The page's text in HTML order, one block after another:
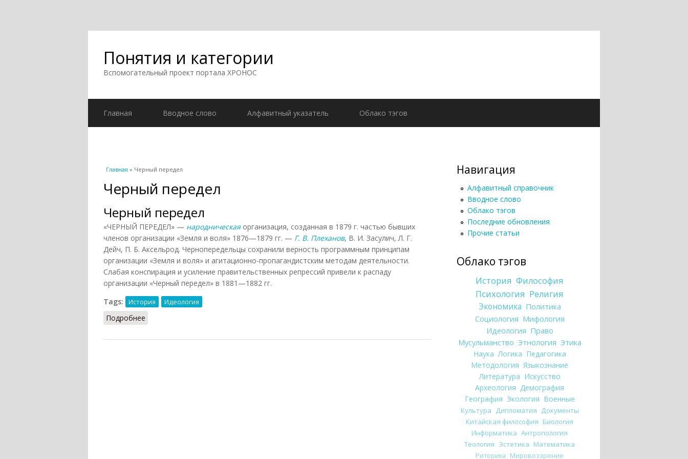
Понятия и категории
Вспомогательный проект портала ХРОНОС
Главная Вводное слово Алфавитный указатель Облако тэгов
Вы здесь
Главная » Черный передел
Черный передел
Черный передел
«ЧЕРНЫЙ ПЕРЕДЕЛ» — народническаяорганизация, созданная в 1879 г. частью бывших
членов организации «Земля и воля» 1876—1879 гг. — Г. В. Плеханов, В. И. Засулич, Л. Г.
Дейч, П. Б. Аксельрод. Чернопередельцы сохранили верность программным принципам
организации «Земля и воля» и агитационно-пропагандистским методам деятельности.
Слабая конспирация и усиление правительственных репрессий привели к распаду
организации «Черный передел» в 1881—1882 гг.
Tags:
История Идеология
Подробнее
Навигация
Алфавитный справочник
Вводное слово
Облако тэгов
Последние обновления
Прочие статьи
Облако тэгов
История Философия
Психология Религия
Экономика Политика
Социология Мифология
Идеология Право
Мусульманство Этнология Этика
Наука Логика Педагогика
Методология Языкознание
Литература Искусство
Археология Демография
География Экология Военные
Культура Дипломатия Документы
Китайская философия Биология
Информатика Антропология
Теология Эстетика Математика
Риторика Мировоззрение